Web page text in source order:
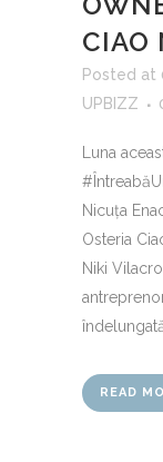
CIAO
Posted at
UPBIZZ
Luna
Nicuța
Osteria
Niki
READ